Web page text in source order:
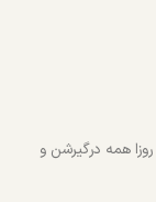
همه درگیرشن و